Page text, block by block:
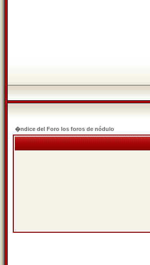
�ndice del Foro los foros de nódulo